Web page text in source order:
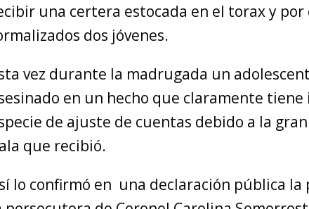
una certera estocada en el torax y
dos jóvenes.
vez durante la madrugada un
en un hecho que claramente tiene
de ajuste de cuentas debido a la
que recibió.
lo confirmó en una declaración pública la